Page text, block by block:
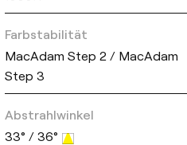
Farbstabilität
MacAdam Step 2 / MacAdam
Step 3
Abstrahlwinkel
33° / 36°